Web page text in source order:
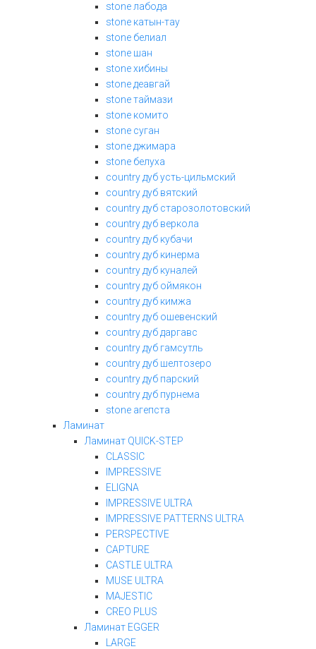
stone лабода
stone катын-тау
stone белиал
stone шан
stone хибины
stone деавгай
stone таймази
stone комито
stone суган
stone джимара
stone белуха
country дуб усть-цильмский
country дуб вятский
country дуб старозолотовский
country дуб веркола
country дуб кубачи
country дуб кинерма
country дуб куналей
country дуб оймякон
country дуб кимжа
country дуб ошевенский
country дуб даргавс
country дуб гамсутль
country дуб шелтозеро
country дуб парский
country дуб пурнема
stone агепста
Ламинат
Ламинат QUICK-STEP
CLASSIC
IMPRESSIVE
ELIGNA
IMPRESSIVE ULTRA
IMPRESSIVE PATTERNS ULTRA
PERSPECTIVE
CAPTURE
CASTLE ULTRA
MUSE ULTRA
MAJESTIC
CREO PLUS
Ламинат EGGER
LARGE